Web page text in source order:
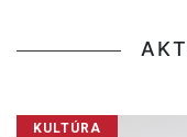
KULTÚRA